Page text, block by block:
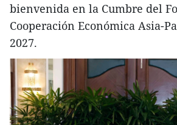
bienvenida en la Cumbre del
Cooperación Económica Asia-
2027.